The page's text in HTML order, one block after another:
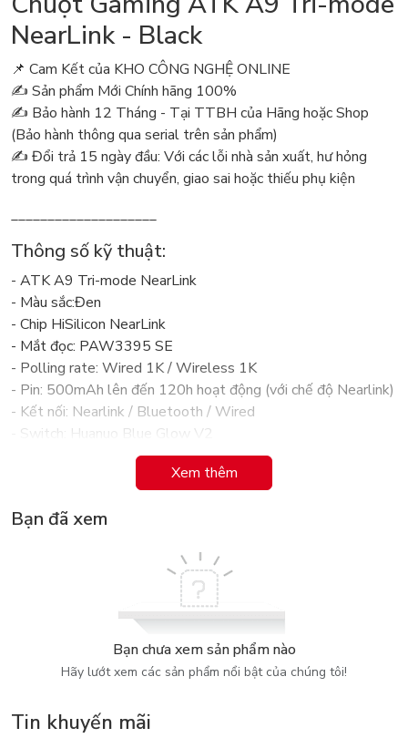
NearLink - Black
📌 Cam Kết của KHO CÔNG NGHỆ ONLINE
✍️ Sản phẩm Mới Chính hãng 100%
✍️ Bảo hành 12 Tháng - Tại TTBH của Hãng hoặc Shop
(Bảo hành thông qua serial trên sản phẩm)
✍️ Đổi trả 15 ngày đầu: Với các lỗi nhà sản xuất, hư hỏng
trong quá trình vận chuyển, giao sai hoặc thiếu phụ kiện
____________________
Thông số kỹ thuật:
- ATK A9 Tri-mode NearLink
- Màu sắc:Đen
- Chip HiSilicon NearLink
- Mắt đọc: PAW3395 SE
- Polling rate: Wired 1K / Wireless 1K
- Pin: 500mAh lên đến 120h hoạt động (với chế độ Nearlink)
- Kết nối: Nearlink / Bluetooth / Wired
- Switch: Huanuo Blue Glow V2
- Con lăn: F-Switch E10 Flagship
Xem thêm
Bạn đã xem
Bạn chưa xem sản phẩm nào
Hãy lướt xem các sản phẩm nổi bật của chúng tôi!
Tin khuyến mãi